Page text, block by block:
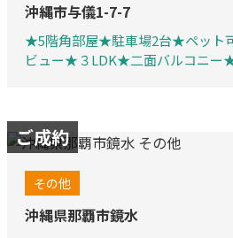
沖縄市与儀1-7-7
★5階角部屋★駐車場2台★ペット
ビュー★３LDK★二面バルコニー
（約300ｍ）★スーパー、沖縄県
ご成約
その他
沖縄県那覇市鏡水